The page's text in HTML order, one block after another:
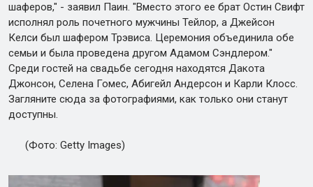
шаферов," - заявил Паин. "Вместо этого ее брат Остин Свифт
исполнял роль почетного мужчины Тейлор, а Джейсон
Келси был шафером Трэвиса. Церемония объединила обе
семьи и была проведена другом Адамом Сэндлером."
Среди гостей на свадьбе сегодня находятся Дакота
Джонсон, Селена Гомес, Абигейл Андерсон и Карли Клосс.
Загляните сюда за фотографиями, как только они станут
доступны.
(Фото: Getty Images)